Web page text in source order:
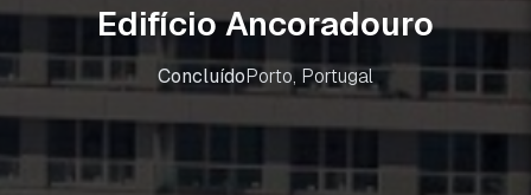
Edifício Ancoradouro
ConcluídoPorto, Portugal